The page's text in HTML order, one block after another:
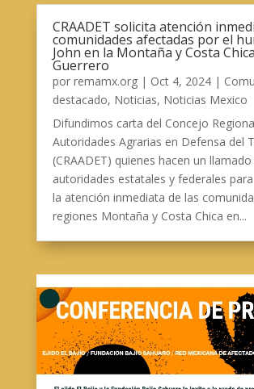
CRAADET solicita atención
comunidades afectadas por el
John en la Montaña y Costa
Guerrero
por remamx.org| Oct 4, 2024|
destacado, Noticias, Noticias Mexico
Difundimos carta del Concejo
Autoridades Agrarias en Defensa del
(CRAADET) quienes hacen un
autoridades estatales y federales para
la atención inmediata de las
regiones Montaña y Costa Chica en...